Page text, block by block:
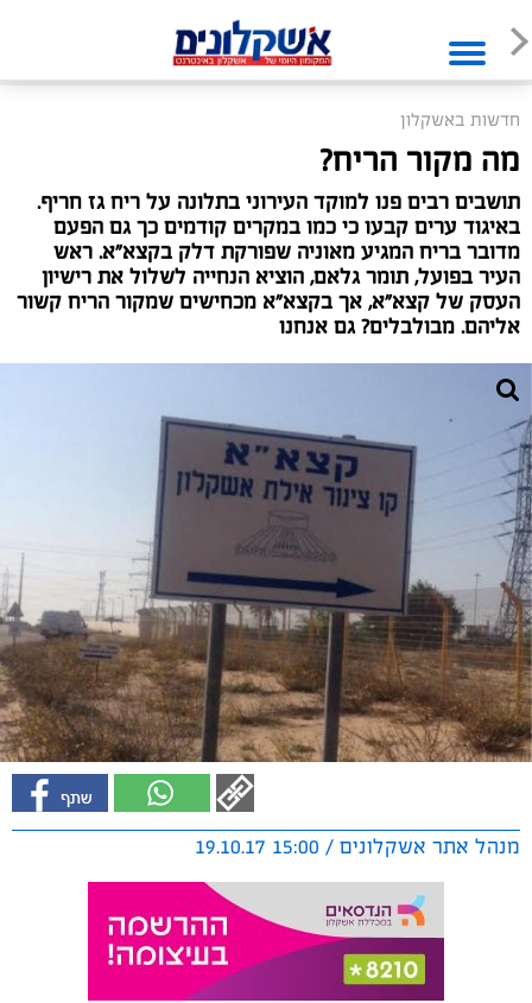
חדשות באשקלון
מה מקור הריח?
תושבים רבים פנו למוקד העירוני בתלונה על ריח גז חריף.
באיגוד ערים קבעו כי כמו במקרים קודמים כך גם הפעם
מדובר בריח המגיע מאוניה שפורקת דלק בקצא"א. ראש
העיר בפועל, תומר גלאם, הוציא הנחייה לשלול את רישיון
העסק של קצא"א, אך בקצא"א מכחישים שמקור הריח קשור
אליהם. מבולבלים? גם אנחנו
מנהל אתר אשקלונים / 15:00 19.10.17